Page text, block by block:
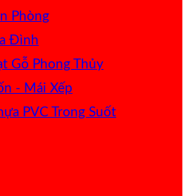
Phòng
Đình
Gỗ Phong Thủy
- Mái Xếp
PVC Trong Suốt